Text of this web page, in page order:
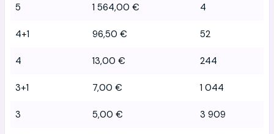
5 1 564,00 € 4
4+1 96,50 € 52
4 13,00 € 244
3+1 7,00 € 1 044
3 5,00 € 3 909